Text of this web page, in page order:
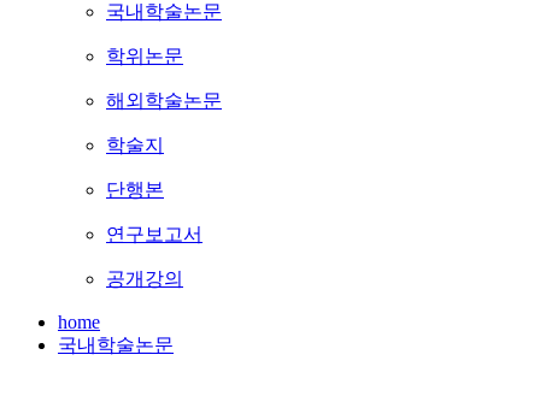
국내학술논문
학위논문
해외학술논문
학술지
단행본
연구보고서
공개강의
home
국내학술논문